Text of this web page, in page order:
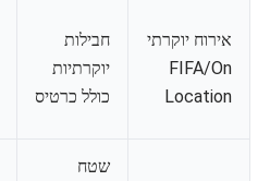
אירוח יוקרתי
FIFA/On
Location
חבילות
יוקרתיות
כולל כרטיס
שטח